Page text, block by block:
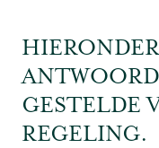
GESTELDE
REGELING.